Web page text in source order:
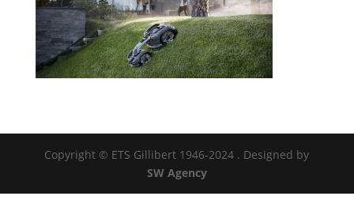
Copyright © ETS Gillibert 1946-2024 . Designed by
SW Agency